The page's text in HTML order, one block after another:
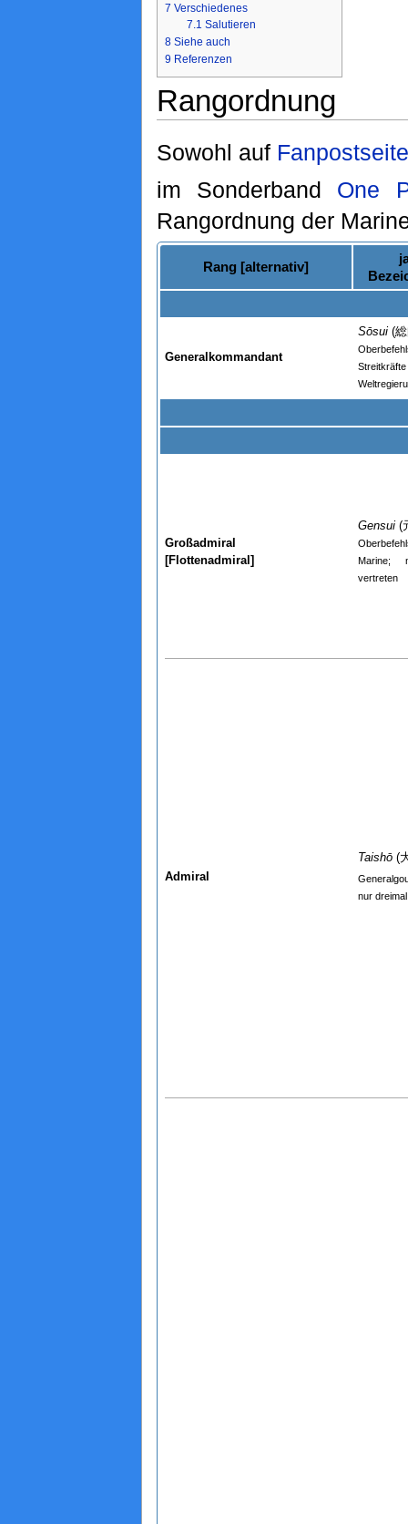
7 Verschiedenes
7.1 Salutieren
8 Siehe auch
9 Referenzen
Rangordnung
Sowohl auf
im Sonderband One
Rangordnung der
Rang [alternativ]
Generalkommandant
Sōsui(総
Großadmiral
[Flottenadmiral]
Gensui(
Marine;
vertreten
Admiral
Taishō(
nur